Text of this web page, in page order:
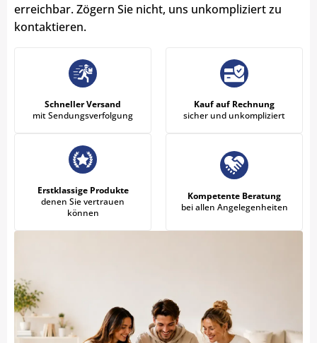
erreichbar. Zögern Sie nicht, uns unkompliziert zu
kontaktieren.
Schneller Versand
mit Sendungsverfolgung
Kauf auf Rechnung
sicher und unkompliziert
Erstklassige Produkte
denen Sie vertrauen
können
Kompetente Beratung
bei allen Angelegenheiten